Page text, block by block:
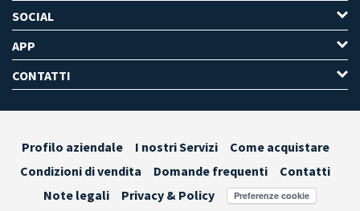
SOCIAL
APP
CONTATTI
Profilo aziendale I nostri Servizi
Come acquistare
Condizioni di vendita
Domande frequenti
Contatti
Note legali
Privacy & Policy Preferenze cookie